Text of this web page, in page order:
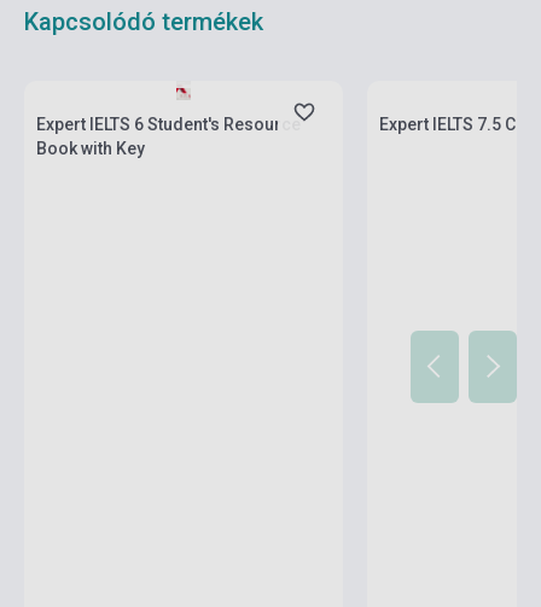
Kapcsolódó termékek
Expert IELTS 6 Student's Resource
Book with Key
Expert IELTS 7.5